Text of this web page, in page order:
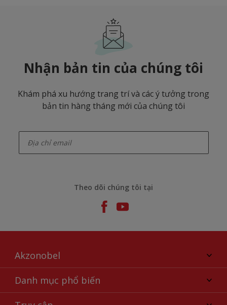
Nhận bản tin của chúng tôi
Khám phá xu hướng trang trí và các ý tưởng trong
bản tin hàng tháng mới của chúng tôi
Theo dõi chúng tôi tại
Akzonobel
Giới thiệu về AkzoNobel
Liên hệ chúng tôi
Danh mục phổ biến
Tìm màu sắc